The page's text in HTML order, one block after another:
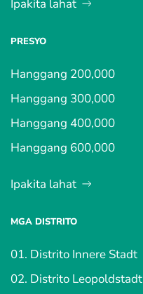
Ipakita lahat
PRESYO
Hanggang 200,000
Hanggang 300,000
Hanggang 400,000
Hanggang 600,000
Ipakita lahat
MGA DISTRITO
01. Distrito Innere Stadt
02. Distrito Leopoldstadt